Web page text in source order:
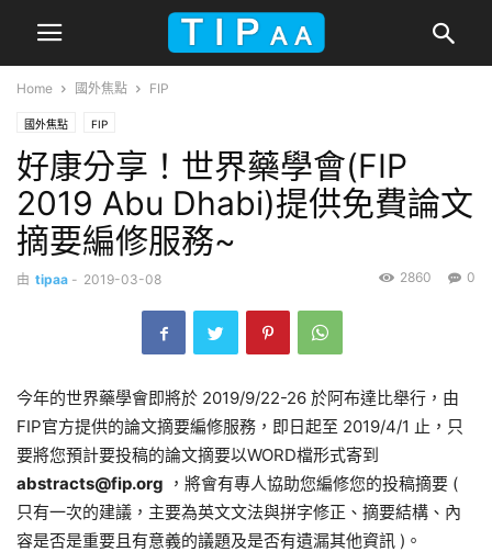
Home 國外焦點 FIP
國外焦點 FIP
好康分享！世界藥學會(FIP
2019 Abu Dhabi)提供免費論文
摘要編修服務~
由 tipaa - 2019-03-08 0
2860
今年的世界藥學會即將於 2019/9/22-26 於阿布達比舉行，由
FIP官方提供的論文摘要編修服務，即日起至 2019/4/1 止，只
要將您預計要投稿的論文摘要以WORD檔形式寄到
abstracts@fip.org ，將會有專人協助您編修您的投稿摘要 (
只有一次的建議，主要為英文文法與拼字修正、摘要結構、內
容是否是重要且有意義的議題及是否有遺漏其他資訊 )。